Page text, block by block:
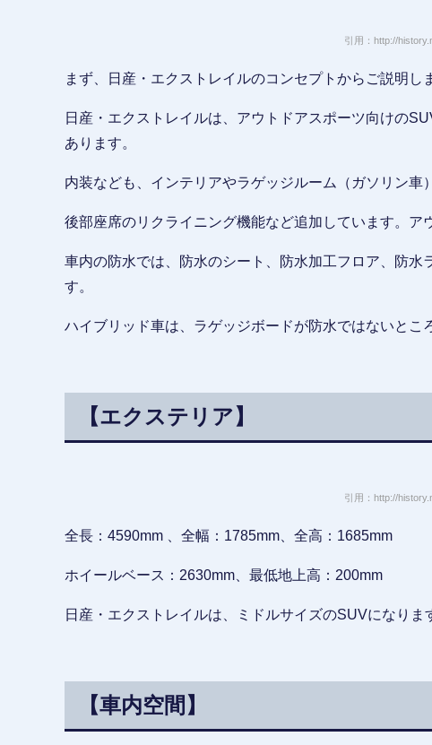
引用：http://
まず、日産・エクストレイルのコンセプトからご説明し
日産・エクストレイルは、アウトドアスポーツ向けの
あります。
内装なども、インテリアやラゲッジルーム（ガソリン車
後部座席のリクライニング機能など追加しています。ア
車内の防水では、防水のシート、防水加工フロア、防水
す。
ハイブリッド車は、ラゲッジボードが防水ではないとこ
【エクステリア】
引用：http://
全長：4590mm 、全幅：1785mm、全高：1685mm
ホイールベース：2630mm、最低地上高：200mm
日産・エクストレイルは、ミドルサイズのSUVになりま
【車内空間】